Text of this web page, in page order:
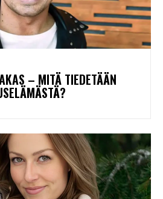
– MITÄ TIEDETÄÄN